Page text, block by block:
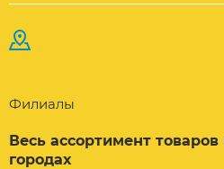
Филиалы
Весь ассортимент
городах